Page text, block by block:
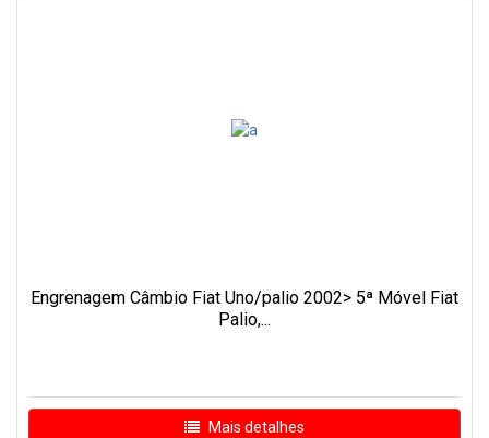
Engrenagem Câmbio Fiat Uno/palio 2002> 5ª Móvel Fiat
Palio,...
Mais detalhes